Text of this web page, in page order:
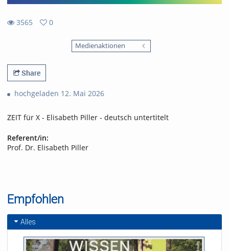
3565
0
Medienaktionen
Share
hochgeladen 12. Mai 2026
ZEIT für X - Elisabeth Piller - deutsch untertitelt
Referent/in:
Prof. Dr. Elisabeth Piller
Empfohlen
Alles